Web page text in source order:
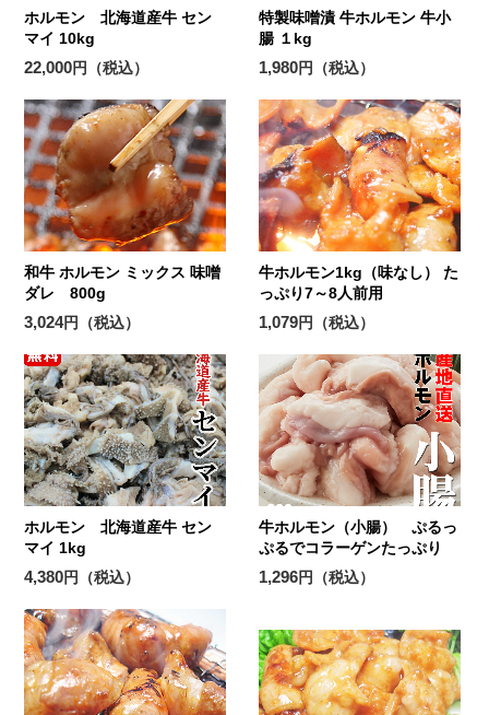
ホルモン 北海道産牛 セン
マイ 10kg
22,000円（税込）
特製味噌漬 牛ホルモン 牛小
腸 １kg
1,980円（税込）
和牛 ホルモン ミックス 味噌
ダレ 800g
3,024円（税込）
牛ホルモン1kg（味なし） た
っぷり7～8人前用
1,079円（税込）
ホルモン 北海道産牛 セン
マイ 1kg
4,380円（税込）
牛ホルモン（小腸） ぷるっ
ぷるでコラーゲンたっぷり
1,296円（税込）